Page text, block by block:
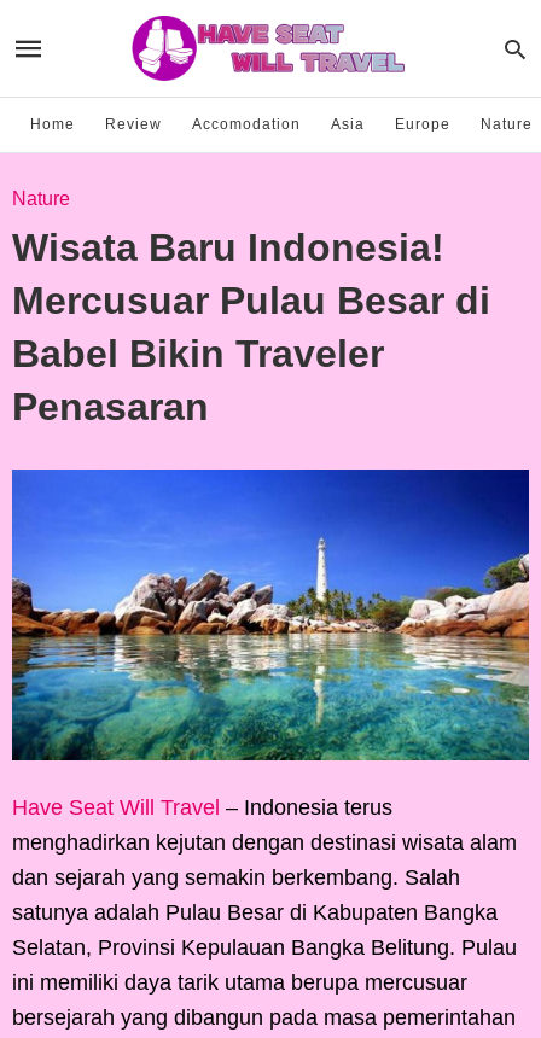
Home Review Accomodation Asia Europe Nature
Nature
Wisata Baru Indonesia!
Mercusuar Pulau Besar di
Babel Bikin Traveler
Penasaran
Have Seat Will Travel – Indonesia terus
menghadirkan kejutan dengan destinasi wisata alam
dan sejarah yang semakin berkembang. Salah
satunya adalah Pulau Besar di Kabupaten Bangka
Selatan, Provinsi Kepulauan Bangka Belitung. Pulau
ini memiliki daya tarik utama berupa mercusuar
bersejarah yang dibangun pada masa pemerintahan